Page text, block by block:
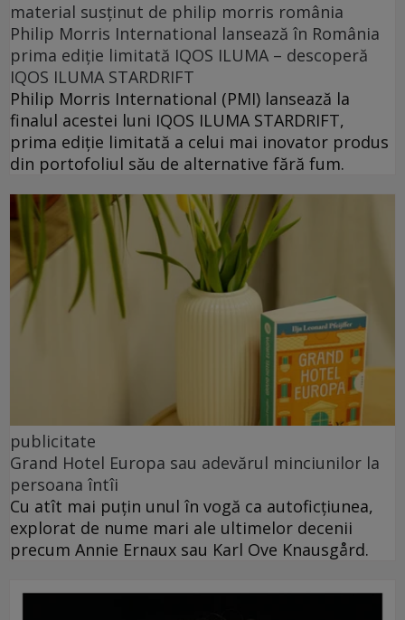
material susținut de philip morris românia
Philip Morris International lansează în România
prima ediție limitată IQOS ILUMA – descoperă
IQOS ILUMA STARDRIFT
Philip Morris International (PMI) lansează la
finalul acestei luni IQOS ILUMA STARDRIFT,
prima ediție limitată a celui mai inovator produs
din portofoliul său de alternative fără fum.
publicitate
Grand Hotel Europa sau adevărul minciunilor la
persoana întîi
Cu atît mai puțin unul în vogă ca autoficțiunea,
explorat de nume mari ale ultimelor decenii
precum Annie Ernaux sau Karl Ove Knausgård.